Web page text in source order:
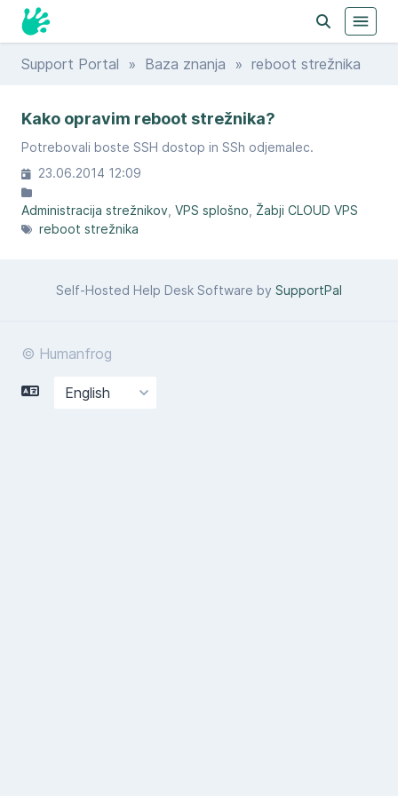
Support Portal » Baza znanja » reboot strežnika
Kako opravim reboot strežnika?
Potrebovali boste SSH dostop in SSh odjemalec.
23.06.2014 12:09
Administracija strežnikov VPS splošno Žabji CLOUD VPS
reboot strežnika
Self-Hosted Help Desk Software by SupportPal
© Humanfrog